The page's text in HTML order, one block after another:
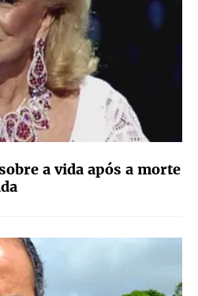
a vida após a morte